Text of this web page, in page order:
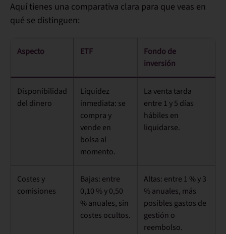
Aquí tienes una comparativa clara para que veas en
qué se distinguen:
Aspecto ETF
Fondo de
inversión
Disponibilidad
del dinero
Liquidez
inmediata: se
compra y
vende en
bolsa al
momento.
La venta tarda
entre 1 y 5 días
hábiles en
liquidarse.
Costes y
comisiones
Bajas: entre
0,10 % y 0,50
% anuales, sin
costes ocultos.
Altas: entre 1 % y 3
% anuales, más
posibles gastos de
gestión o
reembolso.